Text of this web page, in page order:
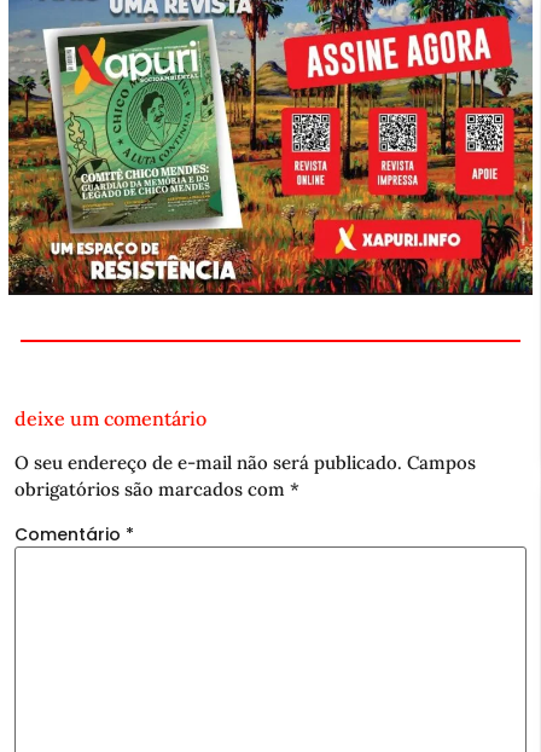
deixe um comentário
O seu endereço de e-mail não será publicado. Campos
obrigatórios são marcados com *
Comentário *